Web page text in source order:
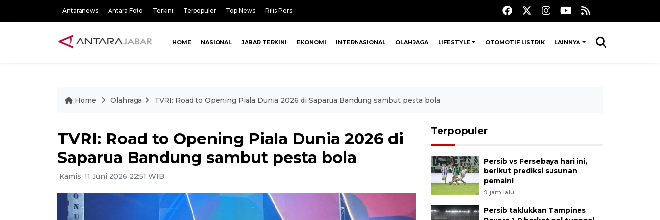
Antaranews Antara Foto Terkini Terpopuler Top News Rilis Pers
HOME NASIONAL JABAR TERKINI EKONOMI INTERNASIONAL OLAHRAGA LIFESTYLE OTOMOTIF LISTRIK LAINNYA
Home Olahraga TVRI: Road to Opening Piala Dunia 2026 di Saparua Bandung sambut pesta bola
TVRI: Road to Opening Piala Dunia 2026 di
Saparua Bandung sambut pesta bola
Kamis, 11 Juni 2026 22:51 WIB
Terpopuler
Persib vs Persebaya hari ini,
berikut prediksi susunan
pemain!
9 jam lalu
Persib taklukkan Tampines